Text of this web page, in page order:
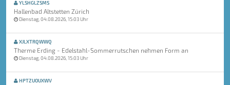
YLSHGLZSMS
Hallenbad Altstetten Zürich
Dienstag, 04.08.2026, 15:03 Uhr
XJLXTRQWWQ
Therme Erding - Edelstahl-Sommerrutschen nehmen Form an
Dienstag, 04.08.2026, 15:03 Uhr
HPTZUOUXWV